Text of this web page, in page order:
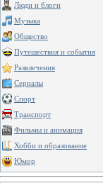
Люди и блоги
Музыка
Общество
Путешествия и события
Развлечения
Сериалы
Спорт
Транспорт
Фильмы и анимация
Хобби и образование
Юмор